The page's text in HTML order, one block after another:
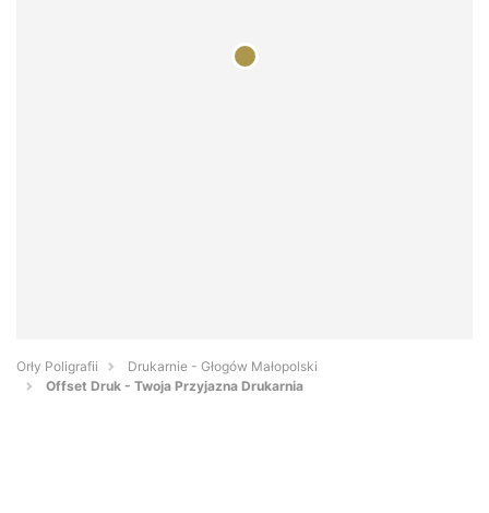
Orły Poligrafii
Drukarnie - Głogów Małopolski
Offset Druk - Twoja Przyjazna Drukarnia